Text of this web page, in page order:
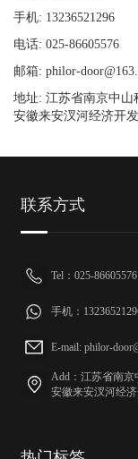
手机: 13236521296
电话: 025-86605576
邮箱: philor-
地址: 江苏省南京中山
安徽来安汊河经济开
联系方式
Tel：025-86605576
手机：
E-mail: philor-
Add：江苏省南京
安徽来安汊河经